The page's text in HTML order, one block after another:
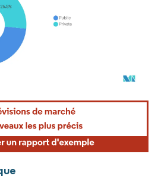
nécessite une attribution sous CC BY